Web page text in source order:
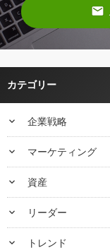
email
カテゴリー
keyboard_arrow_down 企業戦略
keyboard_arrow_down マーケティング
keyboard_arrow_down 資産
keyboard_arrow_down リーダー
keyboard_arrow_down トレンド